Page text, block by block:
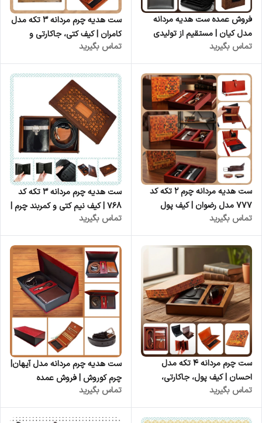
فروش عمده ست هدیه مردانه
مدل کیان | مستقیم از تولیدی
چرم کوروش
تماس بگیرید
ست هدیه چرم مردانه ۳ تکه مدل
کامران | کیف کتی، جاکارتی و
جاکلیدی | چرم کوروش
تماس بگیرید
ست هدیه مردانه چرم ۲ تکه کد
۷۷۷ مدل رضوان | کیف پول
دستی و کمربند چرمی | چرم
کوروش
تماس بگیرید
ست هدیه چرم مردانه ۳ تکه کد
۷۶۸ | کیف نیم کتی و کمربند چرم |
چرم کوروش
تماس بگیرید
ست چرم مردانه ۴ تکه مدل
احسان | کیف پول، جاکارتی،
کمربند و جاکلیدی | چرم کوروش
تماس بگیرید
ست هدیه چرم مردانه مدل آیهان|
چرم کوروش | فروش عمده
تماس بگیرید